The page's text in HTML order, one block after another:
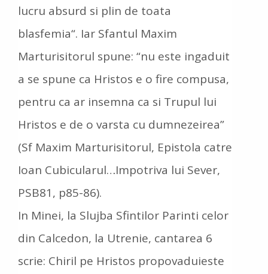
lucru absurd si plin de toata
blasfemia“. Iar Sfantul Maxim
Marturisitorul spune: “nu este ingaduit
a se spune ca Hristos e o fire compusa,
pentru ca ar insemna ca si Trupul lui
Hristos e de o varsta cu dumnezeirea”
(Sf Maxim Marturisitorul, Epistola catre
Ioan Cubicularul…Impotriva lui Sever,
PSB81, p85-86).
In Minei, la Slujba Sfintilor Parinti celor
din Calcedon, la Utrenie, cantarea 6
scrie: Chiril pe Hristos propovaduieste